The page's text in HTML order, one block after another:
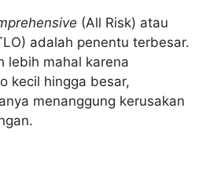
(All Risk) atau
adalah penentu terbesar.
lebih mahal karena
kecil hingga besar,
menanggung kerusakan